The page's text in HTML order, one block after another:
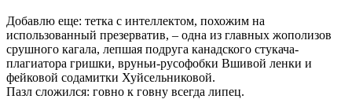
Добавлю еще: тетка с интеллектом, похожим на
использованный презерватив, – одна из главных жополизов
срушного кагала, лепшая подруга канадского стукача-
плагиатора гришки, вруньи-русофобки Вшивой ленки и
фейковой содамитки Хуйсельниковой.
Пазл сложился: говно к говну всегда липец.